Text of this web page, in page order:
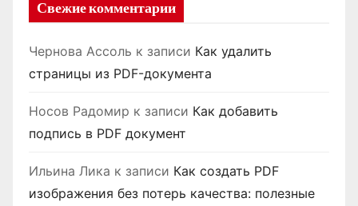
Свежие комментарии
Чернова Ассоль к записи Как удалить
страницы из PDF-документа
Носов Радомир к записи Как добавить
подпись в PDF документ
Ильина Лика к записи Как создать PDF
изображения без потерь качества: полезные